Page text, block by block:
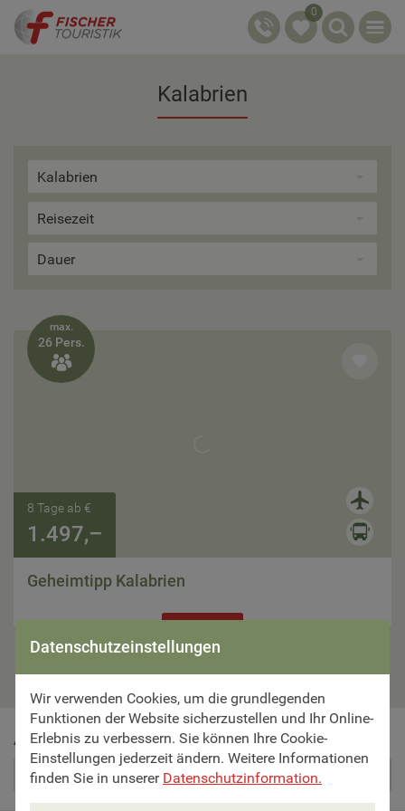
0
Kalabrien
Kalabrien
Reisezeit
Dauer
max.
26 Pers.

8 Tage ab €
1.497,–
Geheimtipp Kalabrien
Zur Reise
Abonnieren Sie schöne Reisen als Newsletter
Abonnieren
Datenschutzeinstellungen
Wir verwenden Cookies, um die grundlegenden
Funktionen der Website sicherzustellen und Ihr Online-
Erlebnis zu verbessern. Sie können Ihre Cookie-
Einstellungen jederzeit ändern. Weitere Informationen
finden Sie in unserer Datenschutzinformation.